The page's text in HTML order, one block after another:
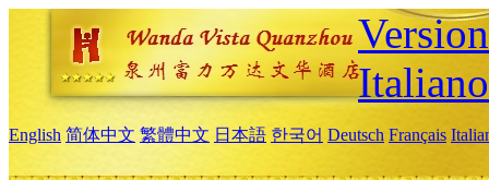
Italiano
English 简体中文 繁體中文 日本語 한국어 Deutsch Français